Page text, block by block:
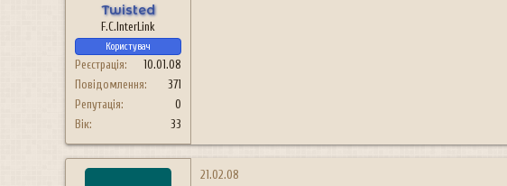
Twisted
F.C.InterLink
Користувач
Реєстрація
10.01.08
Повідомлення
371
Репутація
0
Вік
33
21.02.08